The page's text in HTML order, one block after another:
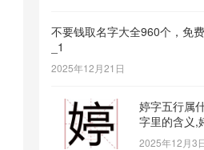
不要钱取名字大全960个，免
_1
2025年12月21日
婷字五行属
字里的含义,
意_1
2025年12月3